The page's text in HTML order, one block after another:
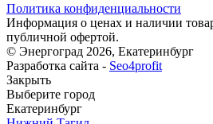
Политика конфиденциальности
Информация о ценах и наличии
публичной офертой.
© Энергоград 2026, Екатеринбург
Разработка сайта - Seo4profit
Закрыть
Выберите город
Екатеринбург